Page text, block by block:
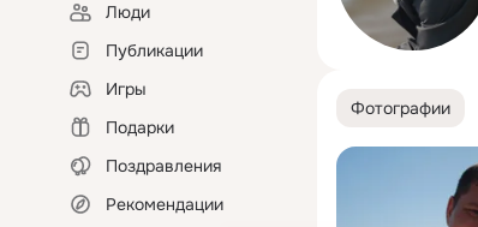
Люди
Публикации
Игры
Подарки
Поздравления
Рекомендации
Фотографии